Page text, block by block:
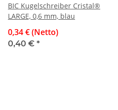
BIC Kugelschreiber Cristal®
LARGE, 0,6 mm, blau
0,34 € (Netto)
0,40 € *